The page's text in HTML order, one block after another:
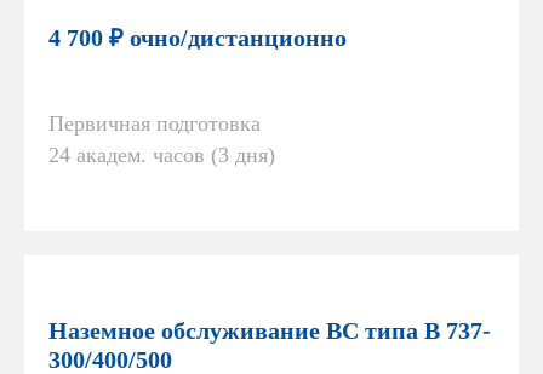
4 700 ₽ очно/дистанционно
Первичная подготовка
24 академ. часов (3 дня)
Наземное обслуживание ВС типа В 737-
300/400/500